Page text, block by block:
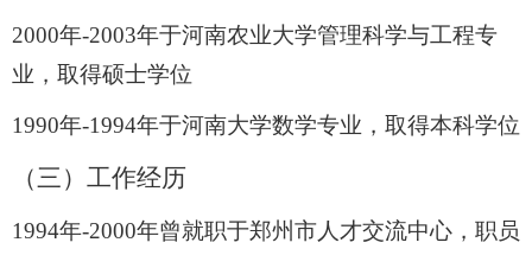
2000年-2003年于河南农业大学管理科学与工程专
业，取得硕士学位
1990年-1994年于河南大学数学专业，取得本科学位
（三）工作经历
1994年-2000年曾就职于郑州市人才交流中心，职员